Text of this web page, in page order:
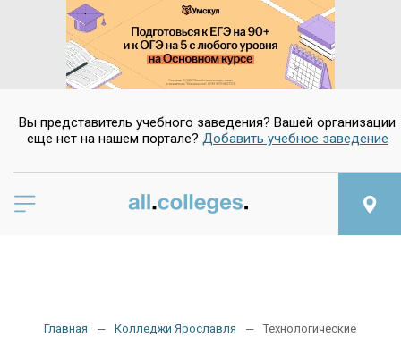
Вы представитель учебного заведения? Вашей организации
еще нет на нашем портале? Добавить учебное заведение
Главная Колледжи Ярославля Технологические